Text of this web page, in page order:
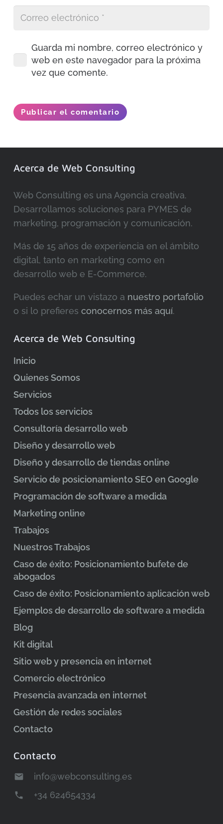
Guarda mi nombre, correo electrónico y
web en este navegador para la próxima
vez que comente.
Publicar el comentario
Acerca de Web Consulting
Web Consulting es una Agencia creativa.
Desarrollamos soluciones para PYMES de
marketing, programación y comunicación.
Más de 15 años de experiencia en el ámbito
digital, tanto en marketing como en
desarrollo web e E-Commerce.
Puedes echar un vistazo a nuestro portafolio
o si lo prefieres conocernos más aquí.
Acerca de Web Consulting
Inicio
Quienes Somos
Servicios
Todos los servicios
Consultoría desarrollo web
Diseño y desarrollo web
Diseño y desarrollo de tiendas online
Servicio de posicionamiento SEO en Google
Programación de software a medida
Marketing online
Trabajos
Nuestros Trabajos
Caso de éxito: Posicionamiento bufete de
abogados
Caso de éxito: Posicionamiento aplicación web
Ejemplos de desarrollo de software a medida
Blog
Kit digital
Sitio web y presencia en internet
Comercio electrónico
Presencia avanzada en internet
Gestión de redes sociales
Contacto
Contacto
email info@webconsulting.es
phone +34 624654334